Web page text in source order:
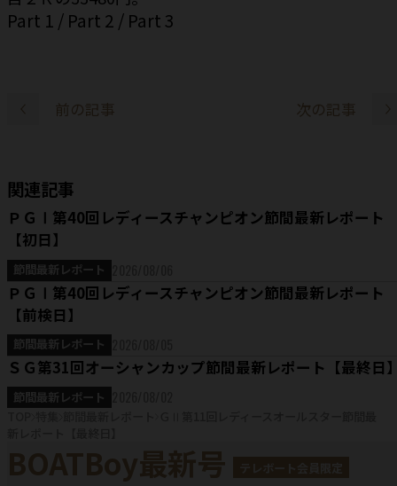
Part 1 / Part 2 / Part 3
前の記事 次の記事
関連記事
ＰＧⅠ第40回レディースチャンピオン節間最新レポート
【初日】
節間最新レポート
ＰＧⅠ第40回レディースチャンピオン節間最新レポート
【前検日】
節間最新レポート
ＳＧ第31回オーシャンカップ節間最新レポート【最終日
節間最新レポート
BOATBoy最新号